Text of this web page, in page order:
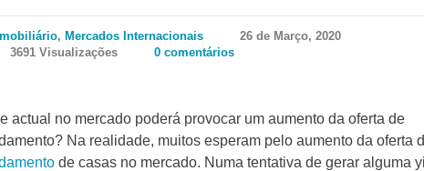
, Mercados Internacionais
26 de Março, 2020
3691 Visualizações 0 comentários
actual no mercado poderá provocar um aumento da oferta de
Na realidade, muitos esperam pelo aumento da oferta
de casas no mercado. Numa tentativa de gerar alguma